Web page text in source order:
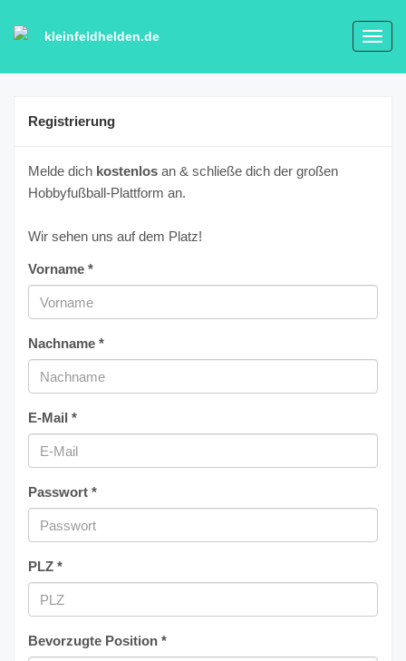
kleinfeldhelden.de
Registrierung
Melde dich kostenlos an & schließe dich der großen
Hobbyfußball-Plattform an.
Wir sehen uns auf dem Platz!
Vorname *
Nachname *
E-Mail *
Passwort *
PLZ *
Bevorzugte Position *